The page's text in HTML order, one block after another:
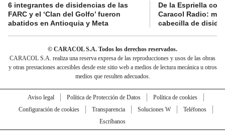
6 integrantes de disidencias de las
FARC y el ‘Clan del Golfo’ fueron
abatidos en Antioquia y Meta
De la Espriella
Caracol Radio:
cabecilla de
© CARACOL S.A. Todos los derechos reservados.
CARACOL S.A. realiza una reserva expresa de las reproducciones y usos de las obras
y otras prestaciones accesibles desde este sitio web a medios de lectura mecánica u otros
medios que resulten adecuados.
Aviso legal Política de Protección de Datos
Política de cookies
Configuración de cookies
Transparencia Soluciones W
Teléfonos
Escríbanos